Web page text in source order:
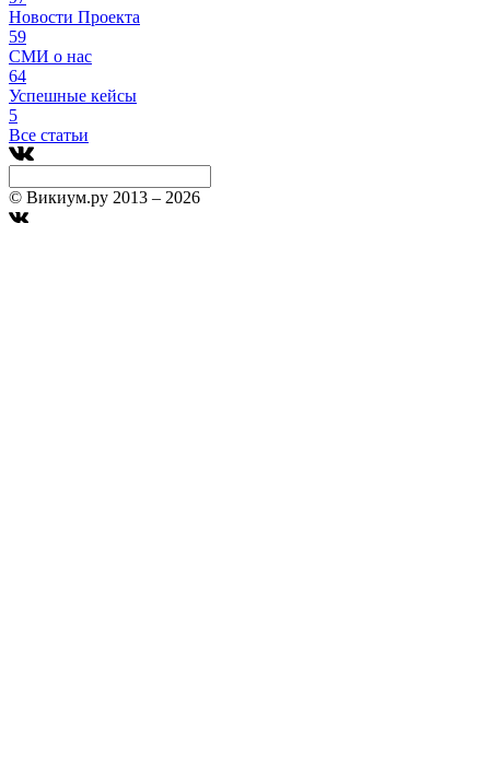
Новости Проекта
59
СМИ о нас
64
Успешные кейсы
5
Все статьи
© Викиум.ру 2013 – 2026